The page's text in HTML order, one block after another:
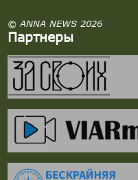
© ANNA NEWS 2026
Партнеры